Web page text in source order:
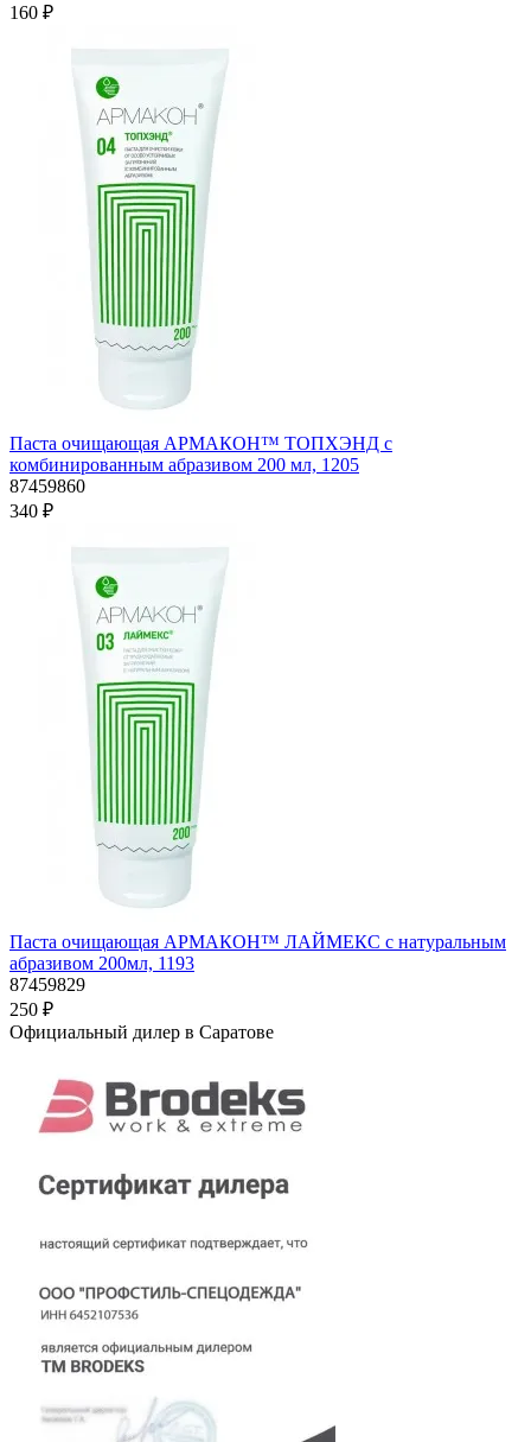
160 ₽
Паста очищающая АРМАКОН™ ТОПХЭНД с
комбинированным абразивом 200 мл, 1205
87459860
340 ₽
Паста очищающая АРМАКОН™ ЛАЙМЕКС с натуральным
абразивом 200мл, 1193
87459829
250 ₽
Официальный дилер в Саратове